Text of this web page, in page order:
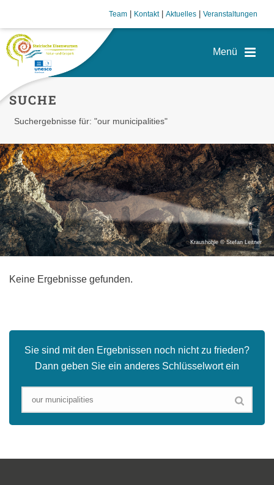
Team Kontakt| Aktuelles Veranstaltungen
SUCHE
Suchergebnisse für: "our municipalities"
Kraushöhle © Stefan Leitner
Keine Ergebnisse gefunden.
Sie sind mit den Ergebnissen noch nicht zu frieden?
Dann geben Sie ein anderes Schlüsselwort ein